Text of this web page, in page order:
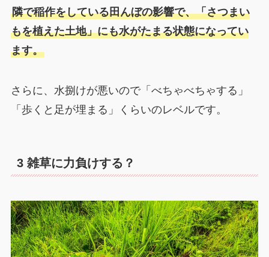
隣で稲作をしている田んぼの影響で、「さつまい
もを植えた土地」にも水がたまる状態になってい
ます。
さらに、水捌けが悪いので「べちゃべちゃする」
「歩くと足が埋まる」くらいのレベルです。
3 雑草に力負けする？